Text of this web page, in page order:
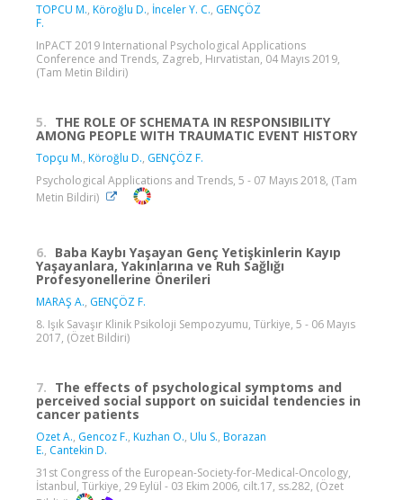
TOPCU M., Köroğlu D., İnceler Y. C., GENÇÖZ
F.
InPACT 2019 International Psychological Applications
Conference and Trends, Zagreb, Hırvatistan, 04 Mayıs 2019,
(Tam Metin Bildiri)
5. THE ROLE OF SCHEMATA IN RESPONSIBILITY
AMONG PEOPLE WITH TRAUMATIC EVENT HISTORY
Topçu M., Köroğlu D., GENÇÖZ F.
Psychological Applications and Trends, 5 - 07 Mayıs 2018, (Tam
Metin Bildiri)
6. Baba Kaybı Yaşayan Genç Yetişkinlerin Kayıp
Yaşayanlara, Yakınlarına ve Ruh Sağlığı
Profesyonellerine Önerileri
MARAŞ A., GENÇÖZ F.
8. Işık Savaşır Klinik Psikoloji Sempozyumu, Türkiye, 5 - 06 Mayıs
2017, (Özet Bildiri)
7. The effects of psychological symptoms and
perceived social support on suicidal tendencies in
cancer patients
Ozet A., Gencoz F., Kuzhan O., Ulu S., Borazan
E., Cantekin D.
31st Congress of the European-Society-for-Medical-Oncology,
İstanbul, Türkiye, 29 Eylül - 03 Ekim 2006, cilt.17, ss.282, (Özet